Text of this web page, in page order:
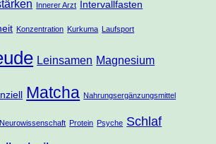
Innerer Arzt Intervallfasten
Konzentration Kurkuma Laufsport
Leinsamen Magnesium
Matcha Nahrungsergänzungsmittel
Neurowissenschaft Protein Psyche Schlaf